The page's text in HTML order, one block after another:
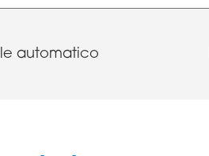
automatico